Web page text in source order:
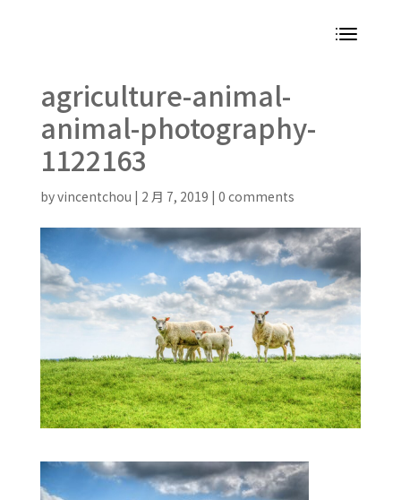
agriculture-animal-
animal-photography-
1122163
byvincentchou | 2 月 7, 2019 | 0 comments